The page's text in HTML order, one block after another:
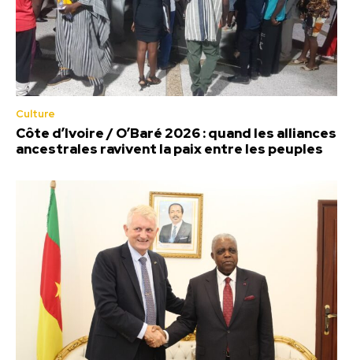
Culture
Côte d’Ivoire / O’Baré 2026 : quand les alliances
ancestrales ravivent la paix entre les peuples